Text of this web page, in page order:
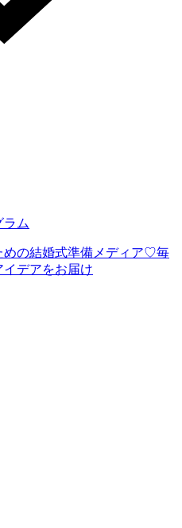
ラム
めの結婚式準備メディア♡毎
イデアをお届け